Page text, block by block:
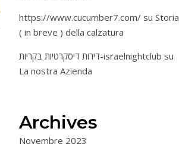
https://www.cucumber7.com/ su Storia
( in breve ) della calzatura
דירות דיסקרטיות בקריות-israelnightclub su
La nostra Azienda
Archives
Novembre 2023